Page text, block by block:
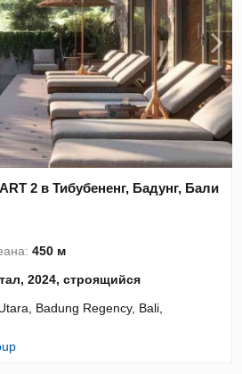
2 в Тибубененг, Бадунг, Бали
450 м
2024, строящийся
Badung Regency, Bali,